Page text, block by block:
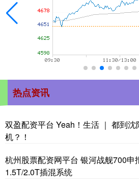
热点资讯
双盈配资平台 Yeah！生活 ｜ 都到
机？！
杭州股票配资网平台 银河战舰700
1.5T/2.0T插混系统